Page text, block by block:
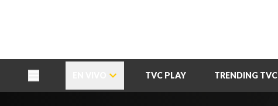
TVC PLAY TRENDING TVC